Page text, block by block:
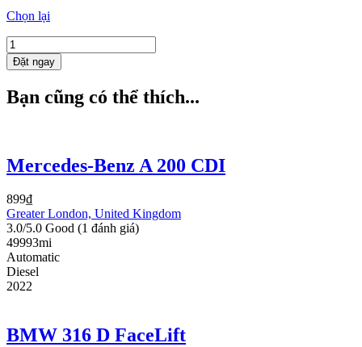
Chọn lại
BMW
316
D
quantity
Đặt ngay
Bạn cũng có thể thích...
Mercedes-Benz A 200 CDI
899₫
Greater London, United Kingdom
3.0/5.0 Good (1 đánh giá)
49993mi
Automatic
Diesel
2022
BMW 316 D FaceLift